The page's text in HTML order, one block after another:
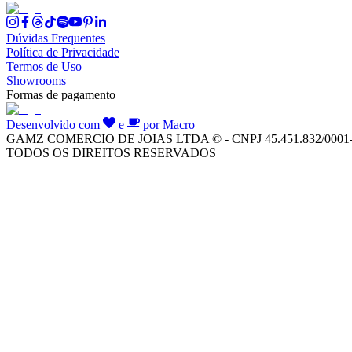
Dúvidas Frequentes
Política de Privacidade
Termos de Uso
Showrooms
Formas de pagamento
Desenvolvido com e
por Macro
GAMZ COMERCIO DE JOIAS LTDA © - CNPJ 45.451.832/
TODOS OS DIREITOS RESERVADOS